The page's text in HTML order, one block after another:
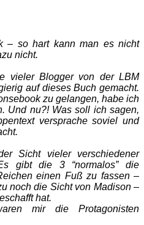
– so hart kann man es nicht
nicht.
vieler Blogger von der LBM
auf dieses Buch gemacht.
zu gelangen, habe ich
Und nu?! Was soll ich sagen,
versprache soviel und
Sicht vieler verschiedener
gibt die 3 “normalos” die
einen Fuß zu fassen –
noch die Sicht von Madison –
hat.
mir die Protagonisten